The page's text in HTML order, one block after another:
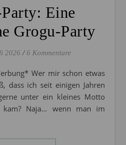
Eine
Grogu-Party
2026 / 6 Kommentare
dass ich seit einigen Jahren
unter ein kleines Motto
kam? Naja… wenn man im